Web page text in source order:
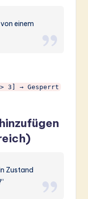
einem
3] → Gesperrt
Zustand